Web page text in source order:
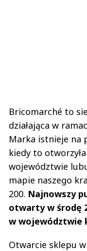
Bricomarché to
działająca w
Marka istnieje na
kiedy to
województwie
mapie naszego
200. Najnowszy
otwarty w środę
w województwie
Otwarcie sklepu